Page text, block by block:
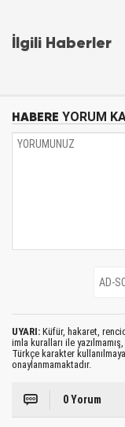
İlgili Haberler
HABERE YORUM
UYARI: Küfür, hakaret,
imla kuralları ile yazılmamış,
Türkçe karakter
onaylanmamaktadır.
0 Yorum